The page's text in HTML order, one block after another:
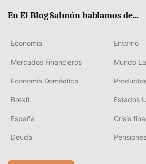
En El Blog Salmón hablamos de...
Economía Entorno
Mercados Financieros Mundo
Economía Doméstica
Brexit Estados
España Crisis
Deuda Pensiones